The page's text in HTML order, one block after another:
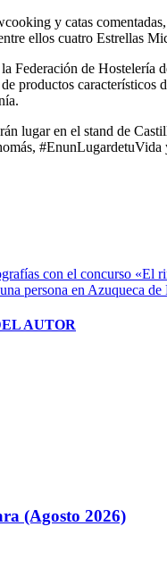
y catas
ellos cuatro Estrellas
Federación de Hostelería
productos
lugar en el stand de
con el concurso «El
persona en Azuqueca
AUTOR
(Agosto 2026)